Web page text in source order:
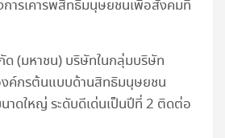
ารเคารพสิทธิมนุษยชนเพื่อสังคมที่
(มหาชน) บริษัทในกลุ่มบริษัท
งค์กรต้นแบบด้านสิทธิมนุษยชน
าดใหญ่ ระดับดีเด่นเป็นปีที่ 2 ติดต่อ